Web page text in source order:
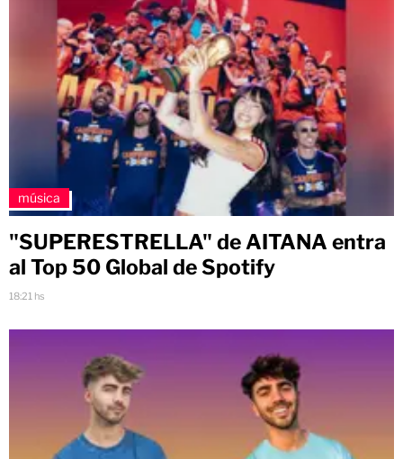
música
"SUPERESTRELLA" de AITANA entra
al Top 50 Global de Spotify
18:21 hs